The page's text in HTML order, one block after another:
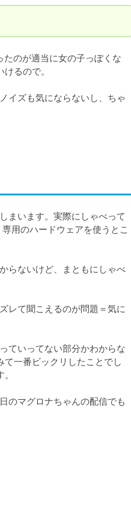
のが適当に女の子っぽくな
るので。
イズも気にならないし、ちゃ
まいます。実際にしゃべって
用のハードウェアを使うとこ
らないけど、まともにしゃべ
レて聞こえるのが問題＝気に
ていってない部分かわからな
一番ビックリしたことでし
のマグロナちゃんの配信でも